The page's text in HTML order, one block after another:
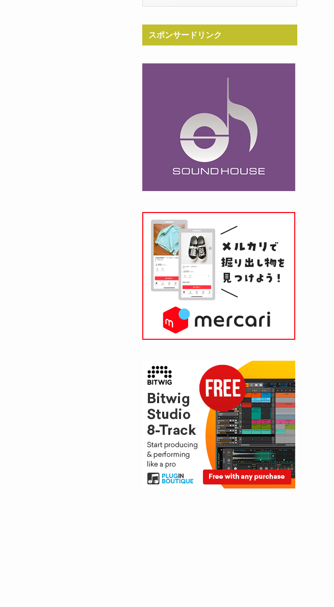
スポンサードリンク